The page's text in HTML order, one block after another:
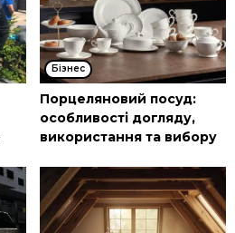
Бізнес
Порцеляновий посуд:
особливості догляду,
використання та вибору